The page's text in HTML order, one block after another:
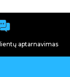
aptarnavimas